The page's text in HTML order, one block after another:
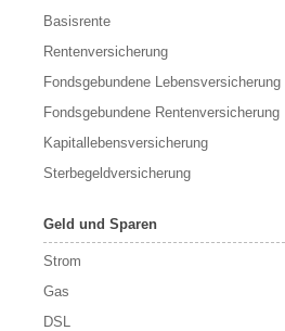
Basisrente
Rentenversicherung
Fondsgebundene Lebensversicherung
Fondsgebundene Rentenversicherung
Kapitallebensversicherung
Sterbegeldversicherung
Geld und Sparen
Strom
Gas
DSL